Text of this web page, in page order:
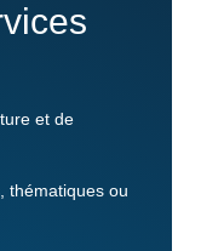
et de
thématiques ou